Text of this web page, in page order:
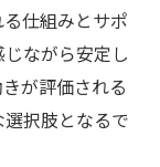
仕組みとサポ
ながら安定し
が評価される
択肢となるで